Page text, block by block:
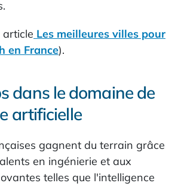
article Les meilleures villes pour
en France).
dans le domaine de
artificielle
gagnent du terrain grâce
en ingénierie et aux
telles que l'intelligence